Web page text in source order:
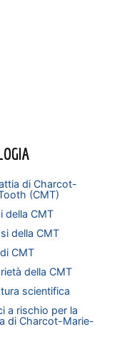
di Charcot-
(CMT)
della CMT
della CMT
CMT
della CMT
scientifica
a rischio per la
di Charcot-Marie-